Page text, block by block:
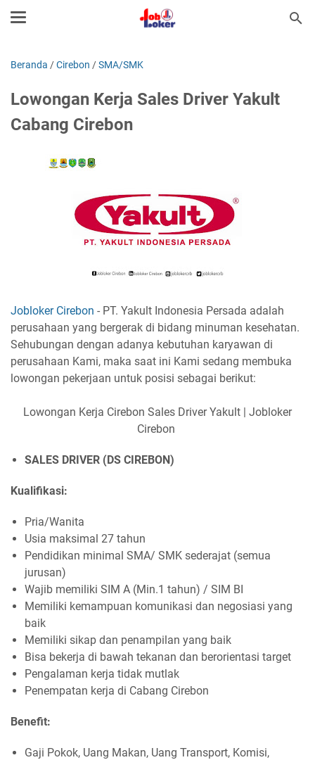
Beranda /Cirebon /SMA/SMK
Lowongan Kerja Sales Driver Yakult
Cabang Cirebon
Jobloker Cirebon - PT. Yakult Indonesia Persada adalah
perusahaan yang bergerak di bidang minuman kesehatan.
Sehubungan dengan adanya kebutuhan karyawan di
perusahaan Kami, maka saat ini Kami sedang membuka
lowongan pekerjaan untuk posisi sebagai berikut:
Lowongan Kerja Cirebon Sales Driver Yakult | Jobloker
Cirebon
SALES DRIVER (DS CIREBON)
Kualifikasi:
Pria/Wanita
Usia maksimal 27 tahun
Pendidikan minimal SMA/ SMK sederajat (semua
jurusan)
Wajib memiliki SIM A (Min.1 tahun) / SIM BI
Memiliki kemampuan komunikasi dan negosiasi yang
baik
Memiliki sikap dan penampilan yang baik
Bisa bekerja di bawah tekanan dan berorientasi target
Pengalaman kerja tidak mutlak
Penempatan kerja di Cabang Cirebon
Benefit:
Gaji Pokok, Uang Makan, Uang Transport, Komisi,